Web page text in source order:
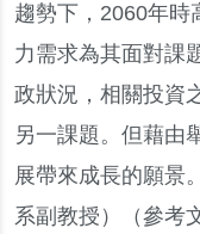
趨勢下 ， 2060年時
力需求為其面對課
政狀況 ， 相關投資
另一課題。 但藉由
展帶來成長的願景。
系副教授 ）（參考